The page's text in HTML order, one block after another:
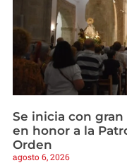
Se inicia con
en honor a la
Orden
agosto 6, 2026